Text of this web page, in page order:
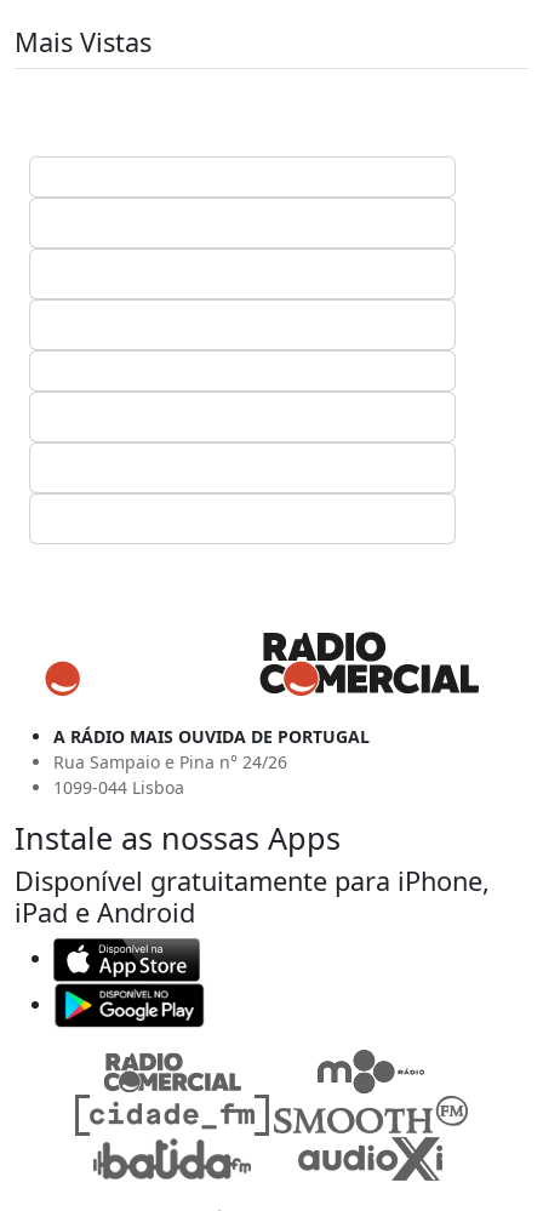
Mais Vistas
A RÁDIO MAIS OUVIDA DE PORTUGAL
Rua Sampaio e Pina n° 24/26
1099-044 Lisboa
Instale as nossas Apps
Disponível gratuitamente para iPhone,
iPad e Android